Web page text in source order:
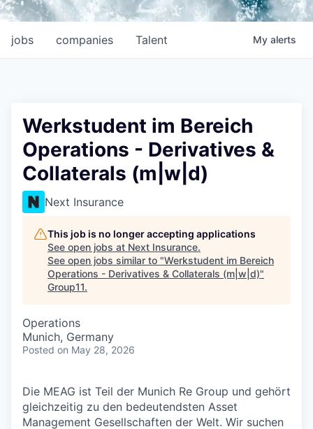
jobs companies Talent My alerts
Werkstudent im Bereich
Operations - Derivatives &
Collaterals (m|w|d)
Next Insurance
This job is no longer accepting applications
See open jobs at Next Insurance.
See open jobs similar to "Werkstudent im Bereich
Operations - Derivatives & Collaterals (m|w|d)"
Group11.
Operations
Munich, Germany
Posted on May 28, 2026
Die MEAG ist Teil der Munich Re Group und gehört
gleichzeitig zu den bedeutendsten Asset
Management Gesellschaften der Welt. Wir suchen